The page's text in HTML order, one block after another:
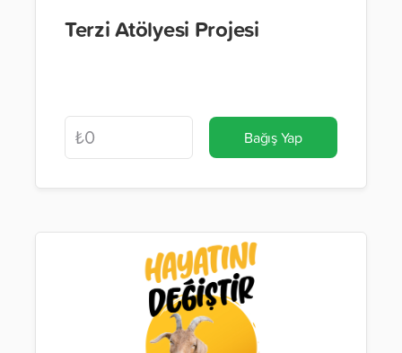
Terzi Atölyesi Projesi
Bağış Yap